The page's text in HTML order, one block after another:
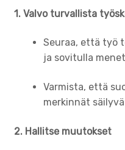
1. Valvo turvallista
Seuraa, että työ
ja sovitulla
Varmista, että
merkinnät
2. Hallitse muutokset